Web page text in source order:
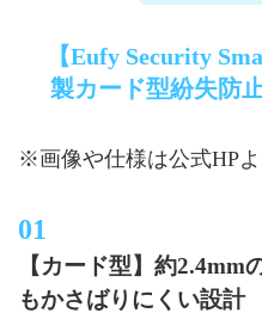
【Eufy Security
製カード型紛失防
※画像や仕様は公式HPよ
【カード型】約2.4mm
もかさばりにくい設計